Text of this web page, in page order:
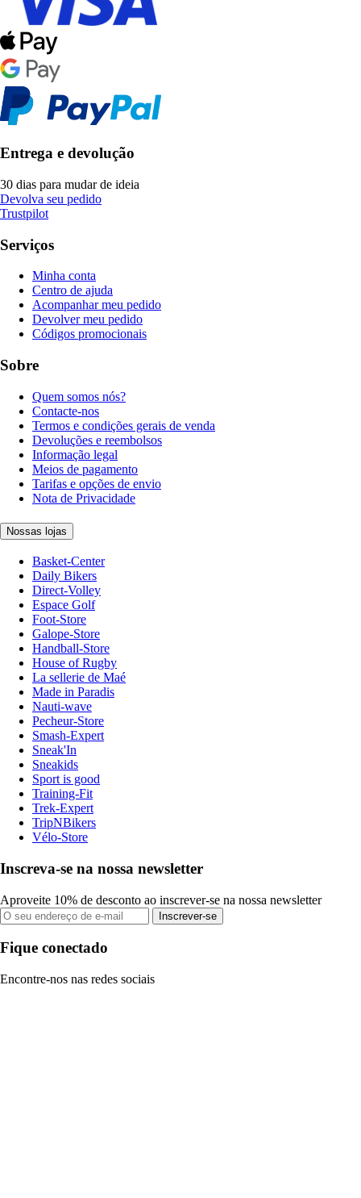
Entrega e devolução
30 dias para mudar de ideia
Devolva seu pedido
Trustpilot
Serviços
Minha conta
Centro de ajuda
Acompanhar meu pedido
Devolver meu pedido
Códigos promocionais
Sobre
Quem somos nós?
Contacte-nos
Termos e condições gerais de venda
Devoluções e reembolsos
Informação legal
Meios de pagamento
Tarifas e opções de envio
Nota de Privacidade
Nossas lojas
Basket-Center
Daily Bikers
Direct-Volley
Espace Golf
Foot-Store
Galope-Store
Handball-Store
House of Rugby
La sellerie de Maé
Made in Paradis
Nauti-wave
Pecheur-Store
Smash-Expert
Sneak'In
Sneakids
Sport is good
Training-Fit
Trek-Expert
TripNBikers
Vélo-Store
Inscreva-se na nossa newsletter
Aproveite 10% de desconto ao inscrever-se na nossa newsletter
Inscrever-se
Fique conectado
Encontre-nos nas redes sociais